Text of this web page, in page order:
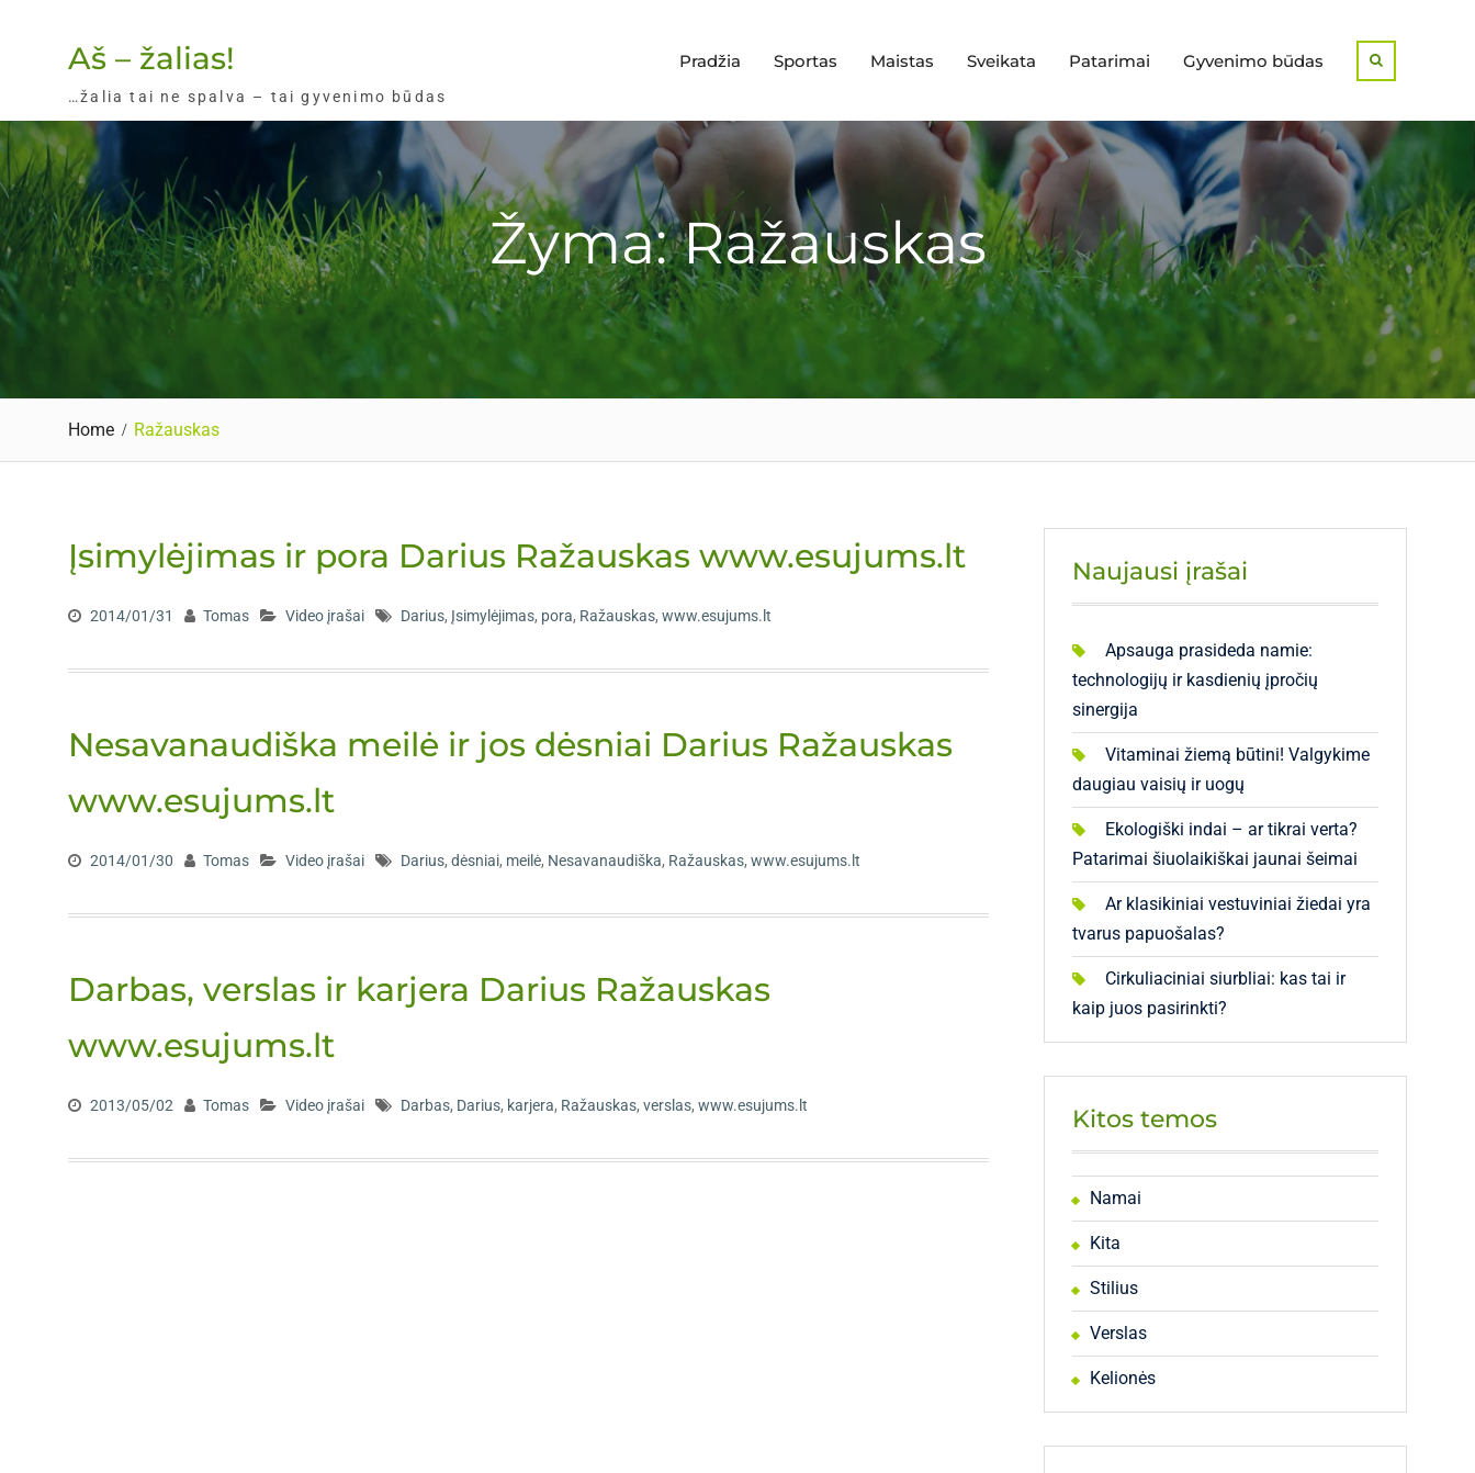
Aš – žalias!
…žalia tai ne spalva – tai gyvenimo būdas
Pradžia Sportas Maistas Sveikata Patarimai Gyvenimo būdas
Žyma: Ražauskas
Home Ražauskas
Įsimylėjimas ir pora Darius Ražauskas www.esujums.lt
2014/01/31 Tomas Video įrašai Darius, Įsimylėjimas, pora, Ražauskas, www.esujums.lt
Nesavanaudiška meilė ir jos dėsniai Darius Ražauskas
www.esujums.lt
2014/01/30 Tomas Video įrašai Darius, dėsniai, meilė, Nesavanaudiška, Ražauskas, www.esujums.lt
Darbas, verslas ir karjera Darius Ražauskas
www.esujums.lt
2013/05/02 Tomas Video įrašai Darbas, Darius, karjera, Ražauskas, verslas, www.esujums.lt
Naujausi įrašai
Apsauga prasideda namie:
technologijų ir kasdienių įpročių
sinergija
Vitaminai žiemą būtini! Valgykime
daugiau vaisių ir uogų
Ekologiški indai – ar tikrai verta?
Patarimai šiuolaikiškai jaunai šeimai
Ar klasikiniai vestuviniai žiedai yra
tvarus papuošalas?
Cirkuliaciniai siurbliai: kas tai ir
kaip juos pasirinkti?
Kitos temos
Namai
Kita
Stilius
Verslas
Kelionės